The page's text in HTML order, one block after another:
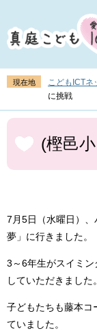
ジ
の
頭
す
。
ュ
ー
飛
し
て
へ
現在地 こどもICTネ
に挑戦
本
文
(樫邑
7月5日（水曜日）
夢」に行きました。
3～6年生がスイミ
していただきました。
子どもたちも藤本コ
ていました。